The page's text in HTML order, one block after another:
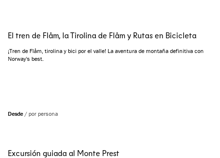
El tren de Flåm, la Tirolina de Flåm y Rutas en Bicicleta
¡Tren de Flåm, tirolina y bici por el valle! La aventura de montaña definitiva con
Norway's best.
Desde / por persona
Excursión guiada al Monte Prest